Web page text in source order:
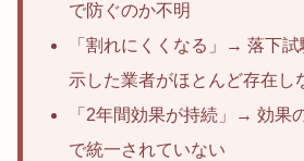
で防ぐのか不明
「割れにくくなる」→ 落下
示した業者がほとんど存在し
「2年間効果が持続」→ 効果
で統一されていない